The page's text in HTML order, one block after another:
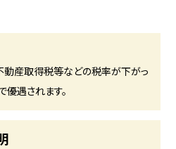
動産取得税等などの税率が下がっ
優遇されます。